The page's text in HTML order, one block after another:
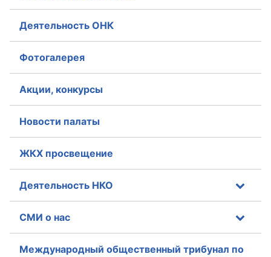
Деятельность ОНК
Фотогалерея
Акции, конкурсы
Новости палаты
ЖКХ просвещение
Деятельность НКО
СМИ о нас
Международный общественный трибунал по